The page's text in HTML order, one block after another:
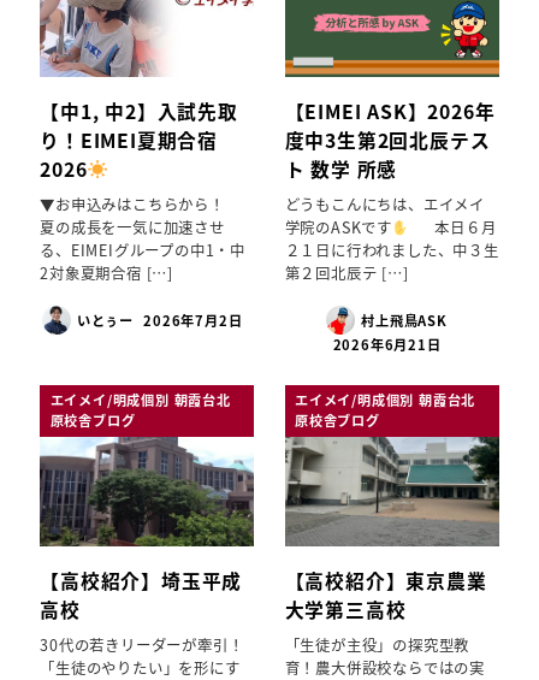
【中1, 中2】入試先取
り！EIMEI夏期合宿
2026
▼お申込みはこちらから！
夏の成長を一気に加速させ
る、EIMEIグループの中1・中
2対象夏期合宿 […]
いとぅー 2026年7月2日
【EIMEI ASK】2026年
度中3生第2回北辰テス
ト 数学 所感
どうもこんにちは、エイメイ
学院のASKです
本日６月
２１日に行われました、中３生
第２回北辰テ […]
村上飛鳥ASK
2026年6月21日
エイメイ/明成個別 朝霞台北
原校舎ブログ
【高校紹介】埼玉平成
高校
30代の若きリーダーが牽引！
「生徒のやりたい」を形にす
エイメイ/明成個別 朝霞台北
原校舎ブログ
【高校紹介】東京農業
大学第三高校
「生徒が主役」の探究型教
育！農大併設校ならではの実